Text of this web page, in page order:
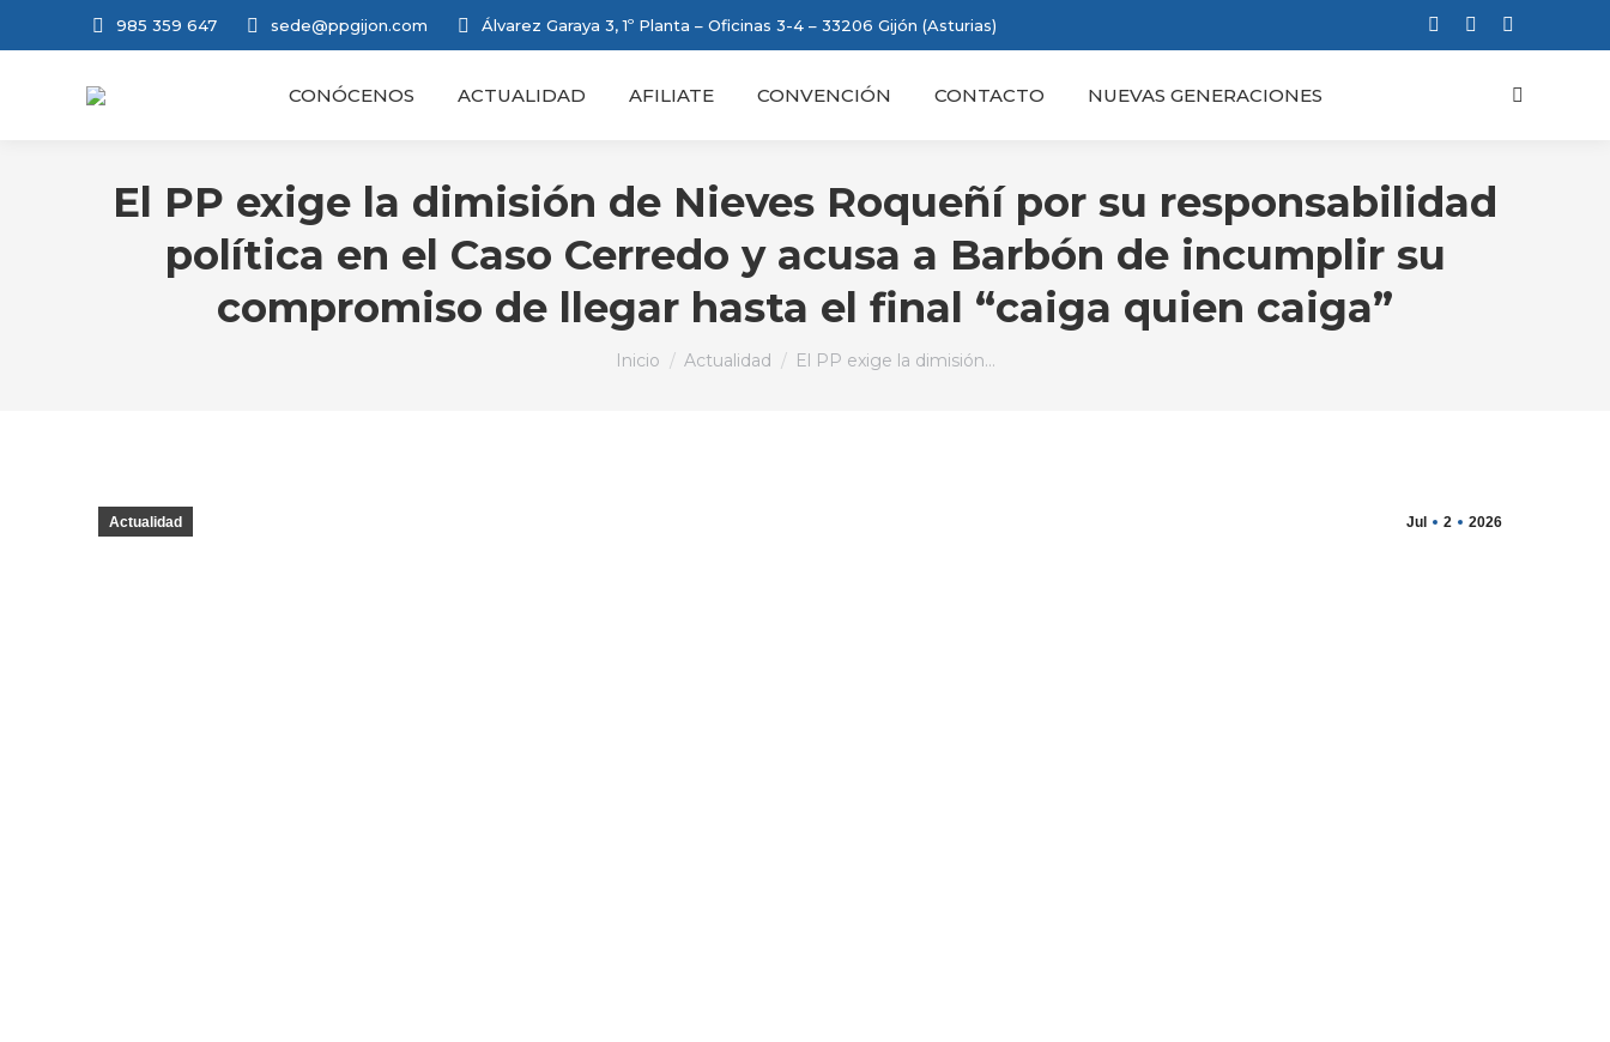
985 359 647 sede@ppgijon.com Álvarez Garaya 3, 1º Planta – Oficinas 3-4 – 33206 Gijón (Asturias)
window
opens
window
opens
CONÓCENOS ACTUALIDAD AFILIATE CONVENCIÓN CONTACTO NUEVAS GENERACIONES Buscar:
El PP exige la dimisión de Nieves Roqueñí por su responsabilidad
política en el Caso Cerredo y acusa a Barbón de incumplir su
compromiso de llegar hasta el final “caiga quien caiga”
Estás aquí:
Inicio Actualidad El PP exige la dimisión…
Jul 2 2026
Actualidad